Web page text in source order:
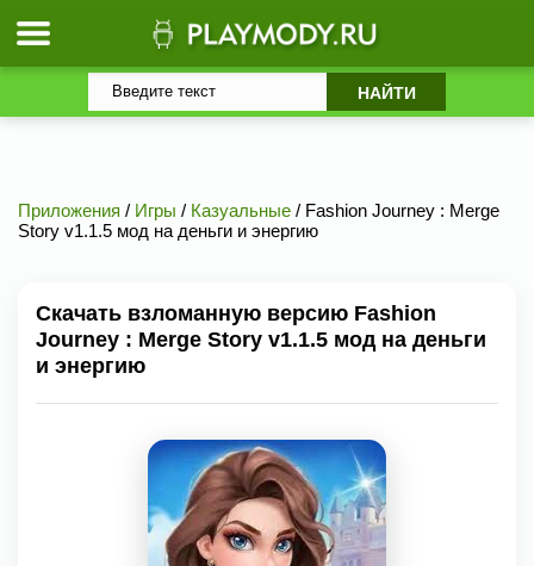
Приложения / Игры / Казуальные / Fashion Journey : Merge
Story v1.1.5 мод на деньги и энергию
Скачать взломанную версию Fashion
Journey : Merge Story v1.1.5 мод на деньги
и энергию